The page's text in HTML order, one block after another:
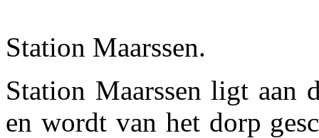
Station Maarssen.
Station Maarssen ligt aan
en wordt van het dorp